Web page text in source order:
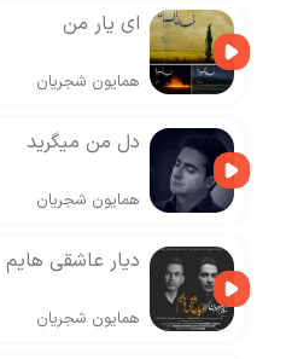
ای یار من
همایون شجریان
دل من میگرید
همایون شجریان
دیار عاشقی هایم
همایون شجریان